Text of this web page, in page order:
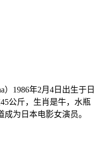
）1986年2月4日出生于日
公斤，生肖是牛，水瓶
为日本电影女演员。